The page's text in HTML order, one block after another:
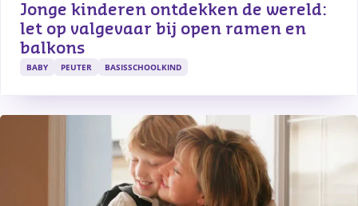
Jonge kinderen ontdekken de wereld:
let op valgevaar bij open ramen en
balkons
BABY PEUTER BASISSCHOOLKIND